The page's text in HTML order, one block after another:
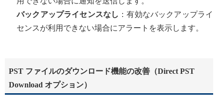
バックアップライセンスなし ：有効なバックアップライ
センスが利用できない場合にアラートを表示します。
PST ファイルのダウンロード機能の改善（Direct PST
Download オプション）